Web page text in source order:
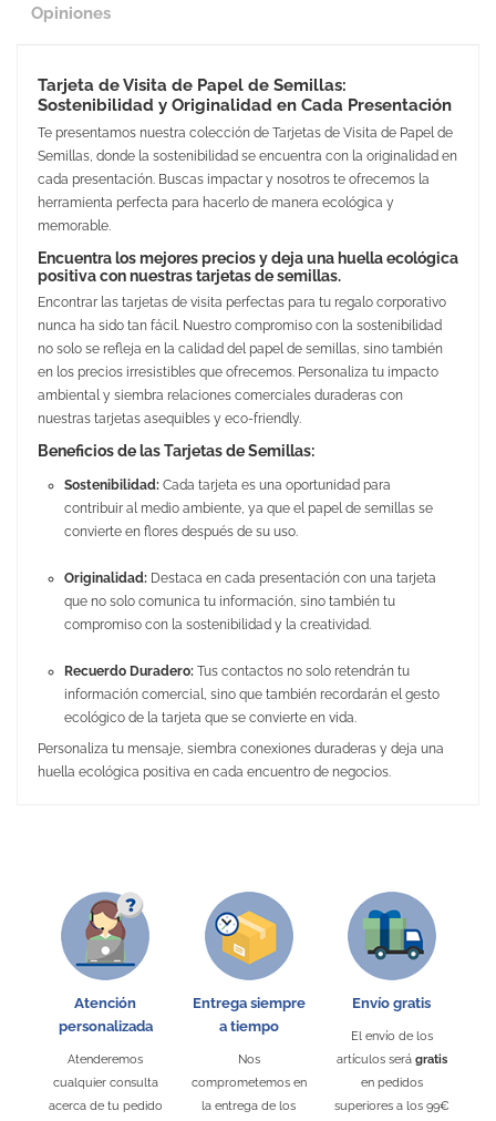
Opiniones
Tarjeta de Visita de Papel de Semillas:
Sostenibilidad y Originalidad en Cada Presentación
Te presentamos nuestra colección de Tarjetas de Visita de Papel de
Semillas, donde la sostenibilidad se encuentra con la originalidad en
cada presentación. Buscas impactar y nosotros te ofrecemos la
herramienta perfecta para hacerlo de manera ecológica y
memorable.
Encuentra los mejores precios y deja una huella ecológica
positiva con nuestras tarjetas de semillas.
Encontrar las tarjetas de visita perfectas para tu regalo corporativo
nunca ha sido tan fácil. Nuestro compromiso con la sostenibilidad
no solo se refleja en la calidad del papel de semillas, sino también
en los precios irresistibles que ofrecemos. Personaliza tu impacto
ambiental y siembra relaciones comerciales duraderas con
nuestras tarjetas asequibles y eco-friendly.
Beneficios de las Tarjetas de Semillas:
Sostenibilidad: Cada tarjeta es una oportunidad para
contribuir al medio ambiente, ya que el papel de semillas se
convierte en flores después de su uso.
Originalidad: Destaca en cada presentación con una tarjeta
que no solo comunica tu información, sino también tu
compromiso con la sostenibilidad y la creatividad.
Recuerdo Duradero: Tus contactos no solo retendrán tu
información comercial, sino que también recordarán el gesto
ecológico de la tarjeta que se convierte en vida.
Personaliza tu mensaje, siembra conexiones duraderas y deja una
huella ecológica positiva en cada encuentro de negocios.
margarita y lavanda.
Área de marcaje 9 x 5,5 cm
Puedes encontrarlo en: Material de Oficina
Atención
personalizada
Atenderemos
cualquier consulta
acerca de tu pedido
Entrega siempre
a tiempo
Nos
comprometemos en
la entrega de los
Envío gratis
El envío de los
artículos será gratis
en pedidos
superiores a los 99€